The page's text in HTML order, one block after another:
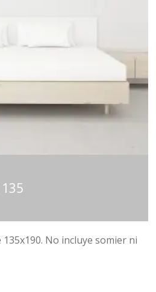
No incluye somier ni